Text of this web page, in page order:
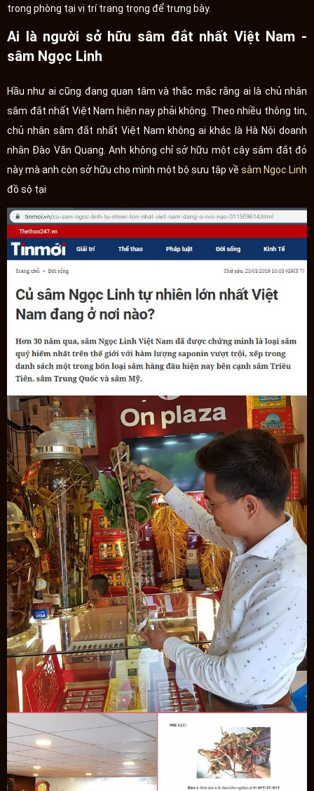
trong phòng tại vị trí trang trọng để trưng bày.
Ai là người sở hữu sâm đắt nhất Việt Nam -
sâm Ngọc Linh
Hầu như ai cũng đang quan tâm và thắc mắc rằng ai là chủ nhân
sâm đắt nhất Việt Nam hiện nay phải không. Theo nhiều thông tin,
chủ nhân sâm đắt nhất Việt Nam không ai khác là Hà Nội doanh
nhân Đào Văn Quang. Anh không chỉ sở hữu một cây sâm đắt đỏ
này mà anh còn sở hữu cho mình một bộ sưu tập về sâm Ngọc Linh
đồ sộ tại